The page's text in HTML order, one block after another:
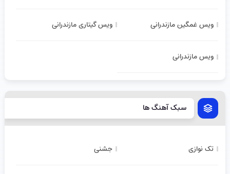
ویس غمگین مازندرانی ویس گیتاری مازندرانی
ویس مازندرانی
سبک آهنگ ها
تک نوازی جشنی